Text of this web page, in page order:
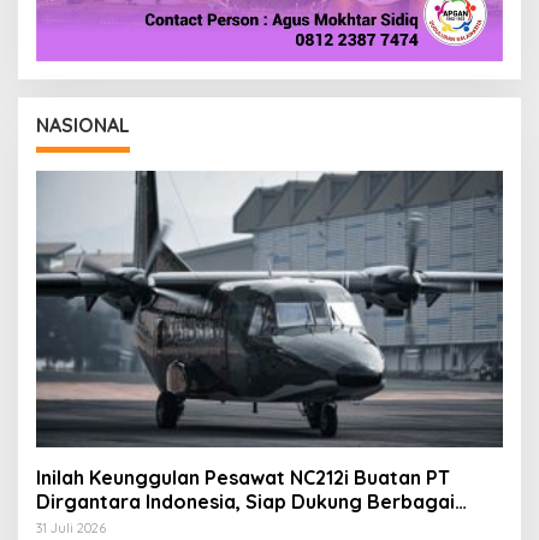
NASIONAL
Inilah Keunggulan Pesawat NC212i Buatan PT
Dirgantara Indonesia, Siap Dukung Berbagai
Operasi TNI
31 Juli 2026